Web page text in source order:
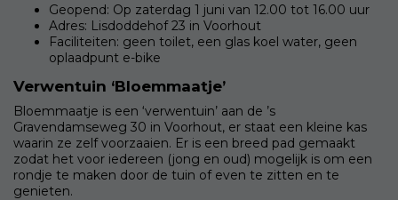
Geopend: Op zaterdag 1 juni van 12.00 tot 16.00 uur
Adres: Lisdoddehof 23 in Voorhout
Faciliteiten: geen toilet, een glas koel water, geen
oplaadpunt e-bike
Verwentuin ‘Bloemmaatje’
Bloemmaatje is een ‘verwentuin’ aan de ’s
Gravendamseweg 30 in Voorhout, er staat een kleine kas
waarin ze zelf voorzaaien. Er is een breed pad gemaakt
zodat het voor iedereen (jong en oud) mogelijk is om een
rondje te maken door de tuin of even te zitten en te
genieten.